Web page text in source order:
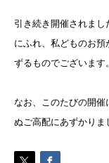
引き続き開催されま
にふれ、私どものお
ずるものでございます。
なお、このたびの開催
ぬご高配にあずかりま